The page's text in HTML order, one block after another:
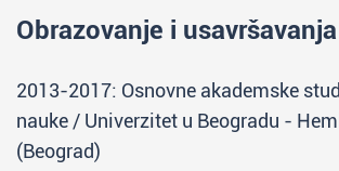
Obrazovanje i usavršavanja
2013-2017: Osnovne akademske
nauke / Univerzitet u Beogradu -
(Beograd)